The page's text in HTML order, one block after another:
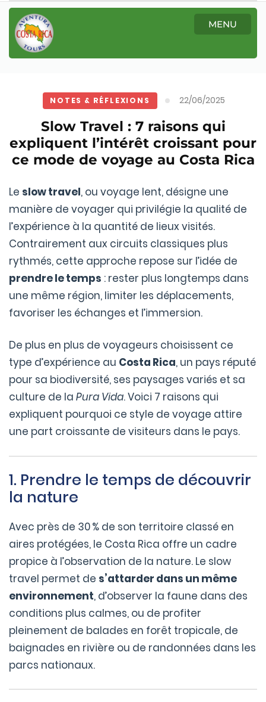
MENU
NOTES & RÉFLEXIONS 22/06/2025
Slow Travel : 7 raisons qui
expliquent l’intérêt croissant pour
ce mode de voyage au Costa Rica
Le slow travel, ou voyage lent, désigne une
manière de voyager qui privilégie la qualité de
l’expérience à la quantité de lieux visités.
Contrairement aux circuits classiques plus
rythmés, cette approche repose sur l’idée de
prendre le temps : rester plus longtemps dans
une même région, limiter les déplacements,
favoriser les échanges et l’immersion.
De plus en plus de voyageurs choisissent ce
type d’expérience au Costa Rica, un pays réputé
pour sa biodiversité, ses paysages variés et sa
culture de la Pura Vida. Voici 7 raisons qui
expliquent pourquoi ce style de voyage attire
une part croissante de visiteurs dans le pays.
1. Prendre le temps de découvrir
la nature
Avec près de 30 % de son territoire classé en
aires protégées, le Costa Rica offre un cadre
propice à l’observation de la nature. Le slow
travel permet de s’attarder dans un même
environnement, d’observer la faune dans des
conditions plus calmes, ou de profiter
pleinement de balades en forêt tropicale, de
baignades en rivière ou de randonnées dans les
parcs nationaux.